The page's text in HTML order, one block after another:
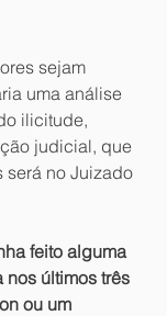
sejam
uma análise
ilicitude,
judicial, que
será no Juizado
feito alguma
últimos três
ou um